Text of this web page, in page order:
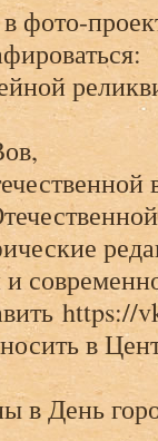
фото-
https://
в
в День